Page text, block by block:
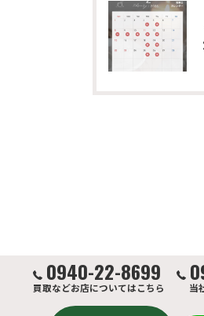
0940-22-8699
買取などお店についてはこちら 当